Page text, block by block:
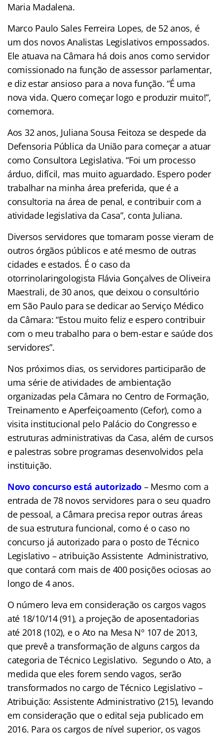
Maria Madalena.
Marco Paulo Sales Ferreira Lopes, de 52 anos, é
um dos novos Analistas Legislativos empossados.
Ele atuava na Câmara há dois anos como servidor
comissionado na função de assessor parlamentar,
e diz estar ansioso para a nova função. “É uma
nova vida. Quero começar logo e produzir muito!”,
comemora.
Aos 32 anos, Juliana Sousa Feitoza se despede da
Defensoria Pública da União para começar a atuar
como Consultora Legislativa. “Foi um processo
árduo, difícil, mas muito aguardado. Espero poder
trabalhar na minha área preferida, que é a
consultoria na área de penal, e contribuir com a
atividade legislativa da Casa”, conta Juliana.
Diversos servidores que tomaram posse vieram de
outros órgãos públicos e até mesmo de outras
cidades e estados. É o caso da
otorrinolaringologista Flávia Gonçalves de Oliveira
Maestrali, de 30 anos, que deixou o consultório
em São Paulo para se dedicar ao Serviço Médico
da Câmara: “Estou muito feliz e espero contribuir
com o meu trabalho para o bem-estar e saúde dos
servidores”.
Nos próximos dias, os servidores participarão de
uma série de atividades de ambientação
organizadas pela Câmara no Centro de Formação,
Treinamento e Aperfeiçoamento (Cefor), como a
visita institucional pelo Palácio do Congresso e
estruturas administrativas da Casa, além de cursos
e palestras sobre programas desenvolvidos pela
instituição.
Novo concurso está autorizado –Mesmo com a
entrada de 78 novos servidores para o seu quadro
de pessoal, a Câmara precisa repor outras áreas
de sua estrutura funcional, como é o caso no
concurso já autorizado para o posto de Técnico
Legislativo – atribuição Assistente Administrativo,
que contará com mais de 400 posições ociosas ao
longo de 4 anos.
O número leva em consideração os cargos vagos
até 18/10/14 (91), a projeção de aposentadorias
até 2018 (102), e o Ato na Mesa Nº 107 de 2013,
que prevê a transformação de alguns cargos da
categoria de Técnico Legislativo. Segundo o Ato, a
medida que eles forem sendo vagos, serão
transformados no cargo de Técnico Legislativo –
Atribuição: Assistente Administrativo (215), levando
em consideração que o edital seja publicado em
2016. Para os cargos de nível superior, os vagos